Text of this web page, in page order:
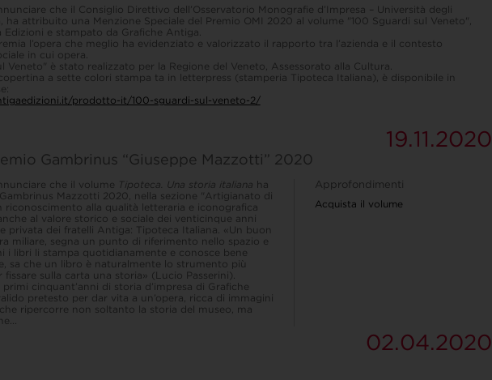
che il Consiglio Direttivo dell’Osservatorio Monografie d’Impresa – Università degli
ha attribuito una Menzione Speciale del Premio OMI 2020 al volume "100 Sguardi sul Veneto",
e stampato da Grafiche Antiga.
l’opera che meglio ha evidenziato e valorizzato il rapporto tra l’azienda e il contesto
in cui opera.
Veneto" è stato realizzato per la Regione del Veneto, Assessorato alla Cultura.
a sette colori stampa ta in letterpress (stamperia Tipoteca Italiana), è disponibile in
prodotto-it/100-sguardi-sul-veneto-2/
19.11.2020
Gambrinus “Giuseppe Mazzotti” 2020
che il volume Tipoteca. Una storia italiana ha
Mazzotti 2020, nella sezione "Artigianato di
riconoscimento alla qualità letteraria e iconografica
al valore storico e sociale dei venticinque anni
privata dei fratelli Antiga: Tipoteca Italiana. «Un buon
miliare, segna un punto di riferimento nello spazio e
i libri li stampa quotidianamente e conosce bene
sa che un libro è naturalmente lo strumento più
sulla carta una storia» (Lucio Passerini).
primi cinquant’anni di storia d’impresa di Grafiche
pretesto per dar vita a un’opera, ricca di immagini
ripercorre non soltanto la storia del museo, ma
Approfondimenti
Acquista il volume
02.04.2020